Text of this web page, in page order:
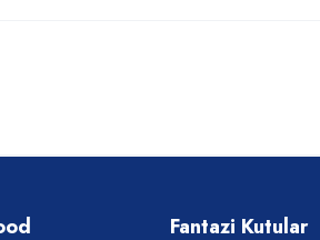
Fantazi Kutular